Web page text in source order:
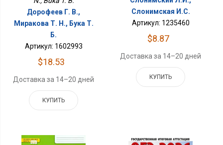
Дорофеев Г. В.,
Миракова Т. Н., Бука Т.
Б.
Артикул: 1602993
$18.53
Доставка за 14–20 дней
КУПИТЬ
Слонимская И.С.
Артикул: 1235460
$8.87
Доставка за 14–20 дней
КУПИТЬ